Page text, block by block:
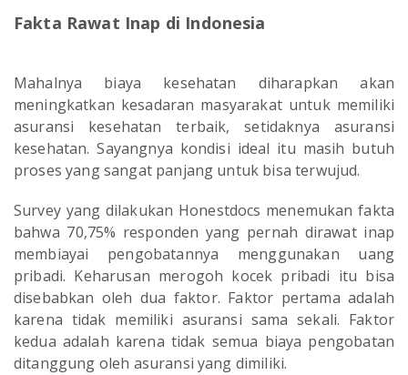
Fakta Rawat Inap di Indonesia
Mahalnya biaya kesehatan diharapkan akan
meningkatkan kesadaran masyarakat untuk memiliki
asuransi kesehatan terbaik, setidaknya asuransi
kesehatan. Sayangnya kondisi ideal itu masih butuh
proses yang sangat panjang untuk bisa terwujud.
Survey yang dilakukan Honestdocs menemukan fakta
bahwa 70,75% responden yang pernah dirawat inap
membiayai pengobatannya menggunakan uang
pribadi. Keharusan merogoh kocek pribadi itu bisa
disebabkan oleh dua faktor. Faktor pertama adalah
karena tidak memiliki asuransi sama sekali. Faktor
kedua adalah karena tidak semua biaya pengobatan
ditanggung oleh asuransi yang dimiliki.